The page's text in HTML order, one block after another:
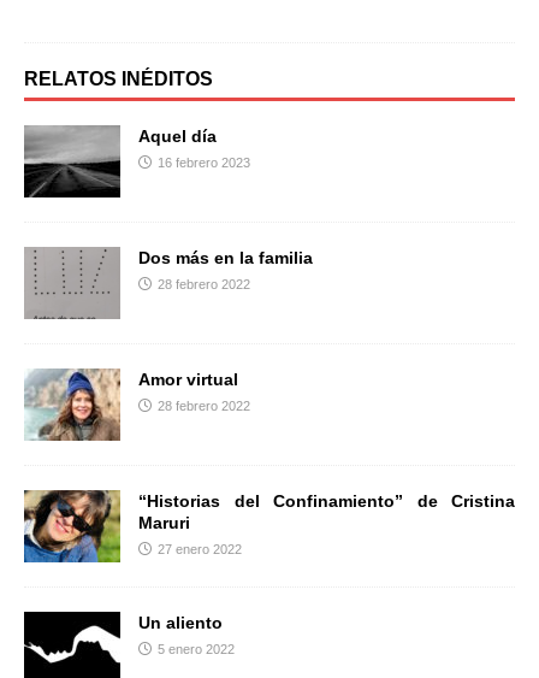
b
o
o
k
t
e
r
a
r
RELATOS INÉDITOS
Aquel día
16 febrero 2023
Dos más en la familia
28 febrero 2022
Amor virtual
28 febrero 2022
“Historias del Confinamiento” de Cristina
Maruri
27 enero 2022
Un aliento
5 enero 2022